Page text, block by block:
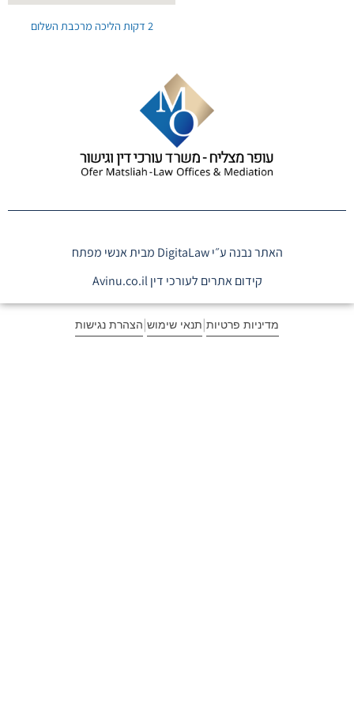
האתר נבנה ע״י DigitaLaw מבית אנשי מפתח
קידום אתרים לעורכי דיןAvinu.co.il
מדיניות פרטיות|תנאי שימוש|הצהרת נגישות